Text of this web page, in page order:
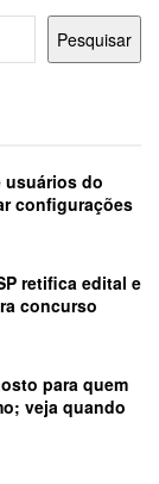
Pesquisar
usuários do
configurações
retifica edital e
concurso
para quem
veja quando